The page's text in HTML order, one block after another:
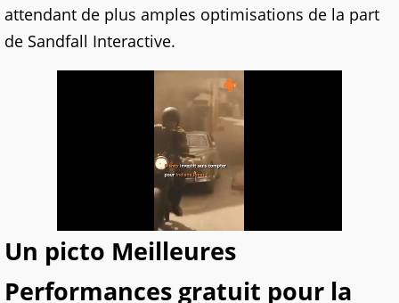
attendant de plus amples optimisations de la part
de Sandfall Interactive.
Un picto Meilleures
Performances gratuit pour la